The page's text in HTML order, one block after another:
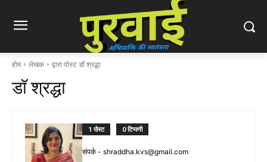
होम लेखक द्वारा पोस्ट डॉ श्रद्धा
डॉ श्रद्धा
1 पोस्ट 0 टिप्पणी
संपर्क - shraddha.kvs@gmail.com